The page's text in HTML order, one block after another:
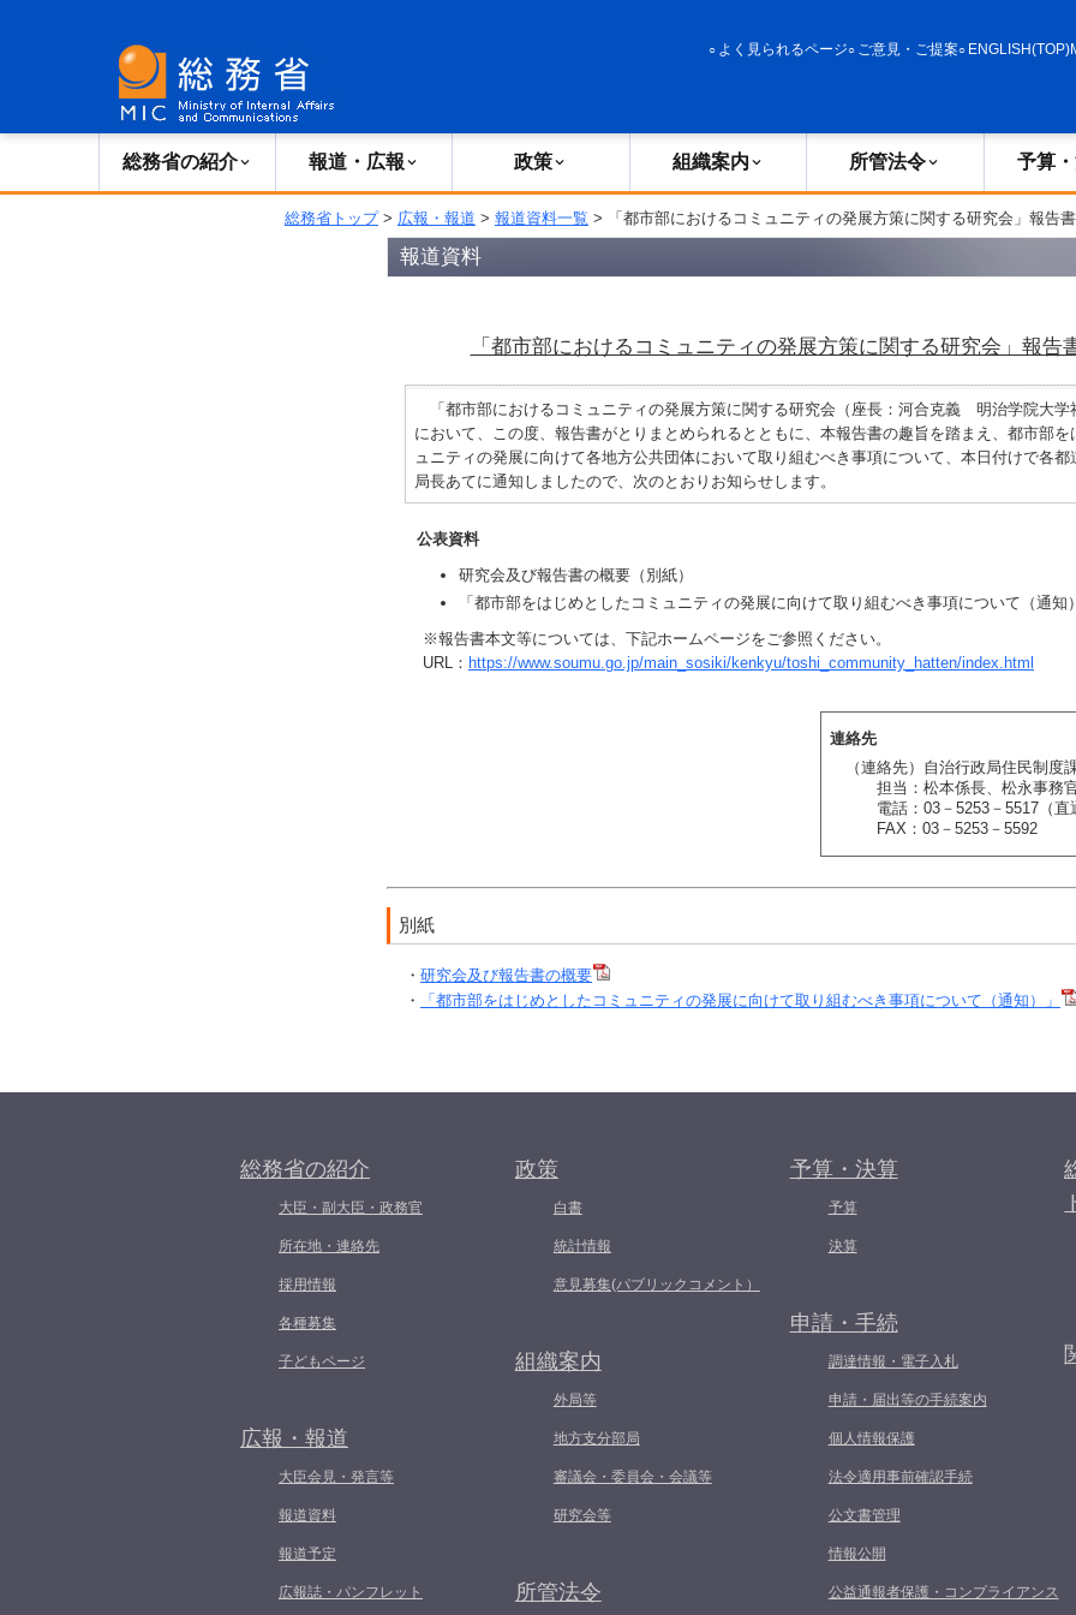
よく見られるページ ご意見・ご提案 ENGLISH(TOP)
総務省の紹介 報道・広報 政策 組織案内 所管法令 予算
総務省トップ> 広報・報道 > 報道資料一覧 > 「都市部におけるコミュニティの発展方策に関する研究会」報告
報道資料
「都市部におけるコミュニティの発展方策に関する研究会」報告
「都市部におけるコミュニティの発展方策に関する研究会（座長：河合克義 明治学院大学
において、この度、報告書がとりまとめられるとともに、本報告書の趣旨を踏まえ、都市部を
ュニティの発展に向けて各地方公共団体において取り組むべき事項について、本日付けで各都
局長あてに通知しましたので、次のとおりお知らせします。
公表資料
研究会及び報告書の概要（別紙）
「都市部をはじめとしたコミュニティの発展に向けて取り組むべき事項について（通知
※報告書本文等については、下記ホームページをご参照ください。
URL： https://www.soumu.go.jp/main_sosiki/kenkyu/toshi_community_hatten/index.html
連絡先
（連絡先）自治行政局住民制度
担当：松本係長、松永事務
電話：03－5253－5517（直
FAX：03－5253－5592
別紙
・ 研究会及び報告書の概要
・
「都市部をはじめとしたコミュニティの発展に向けて取り組むべき事項について（通知）」
総務省の紹介
大臣・副大臣・政務官
所在地・連絡先
採用情報
各種募集
子どもページ
広報・報道
大臣会見・発言等
報道資料
報道予定
広報誌・パンフレット
政策
白書
統計情報
意見募集(パブリックコメント）
組織案内
外局等
地方支分部局
審議会・委員会・会議等
研究会等
所管法令
予算・決算
予算
決算
申請・手続
調達情報・電子入札
申請・届出等の手続案内
個人情報保護
法令適用事前確認手続
公文書管理
情報公開
公益通報者保護・コンプライアンス